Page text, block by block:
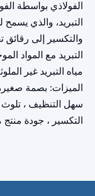
الفولاذي بواسطة
التبريد، والذي يسمح
والتكسير إلى رقائق
التبريد مع المواد
مياه التبريد غير
الميزات: بصمة صغيرة
سهل التنظيف ،
التكسير ، جودة